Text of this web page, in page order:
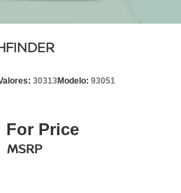
30313Modelo: 93051
For Price
MSRP